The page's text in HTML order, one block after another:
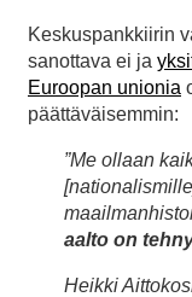
Keskuspankkiirin
sanottava ei ja
Euroopan unionia
päättäväisemmin:
”Me ollaan
aalto on
Heikki